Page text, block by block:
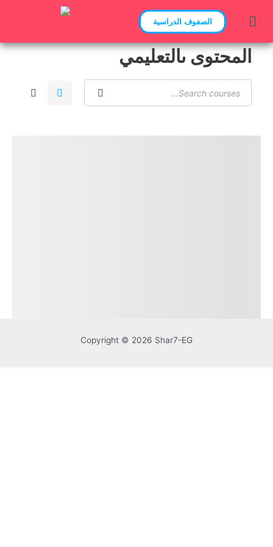
الصفوف الدراسية
المحتوى ىالتعليمي
Copyright © 2026 Shar7-EG